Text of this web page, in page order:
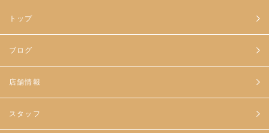
トップ
ブログ
店舗情報
スタッフ